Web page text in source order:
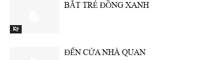
Ký
BẮT TRẺ ĐỒNG XANH
ĐẾN CỬA NHÀ QUAN